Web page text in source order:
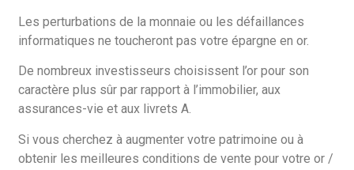
Les perturbations de la monnaie ou les défaillances
informatiques ne toucheront pas votre épargne en or.
De nombreux investisseurs choisissent l’or pour son
caractère plus sûr par rapport à l’immobilier, aux
assurances-vie et aux livrets A.
Si vous cherchez à augmenter votre patrimoine ou à
obtenir les meilleures conditions de vente pour votre or /